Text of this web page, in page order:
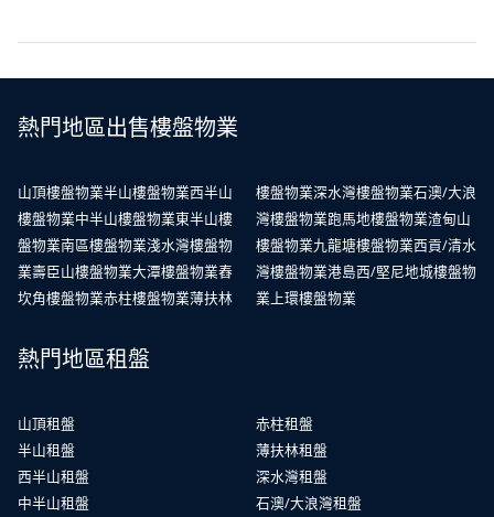
熱門地區出售樓盤物業
山頂樓盤物業半山樓盤物業西半山
樓盤物業中半山樓盤物業東半山樓
盤物業南區樓盤物業淺水灣樓盤物
業壽臣山樓盤物業大潭樓盤物業舂
坎角樓盤物業赤柱樓盤物業薄扶林
樓盤物業深水灣樓盤物業石澳/大浪
灣樓盤物業跑馬地樓盤物業渣甸山
樓盤物業九龍塘樓盤物業西貢/清水
灣樓盤物業港島西/堅尼地城樓盤物
業 上環樓盤物業
熱門地區租盤
山頂租盤
半山租盤
西半山租盤
中半山租盤
赤柱租盤
薄扶林租盤
深水灣租盤
石澳/大浪灣租盤